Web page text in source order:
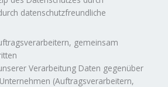
datenschutzfreundliche
gemeinsam
Verarbeitung Daten gegenüber
(Auftragsverarbeitern,